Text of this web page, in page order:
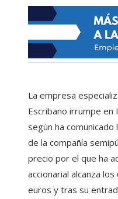
La empresa
Escribano irrumpe en
según ha comunicado
de la compañía
precio por el que ha
accionarial alcanza
euros y tras su